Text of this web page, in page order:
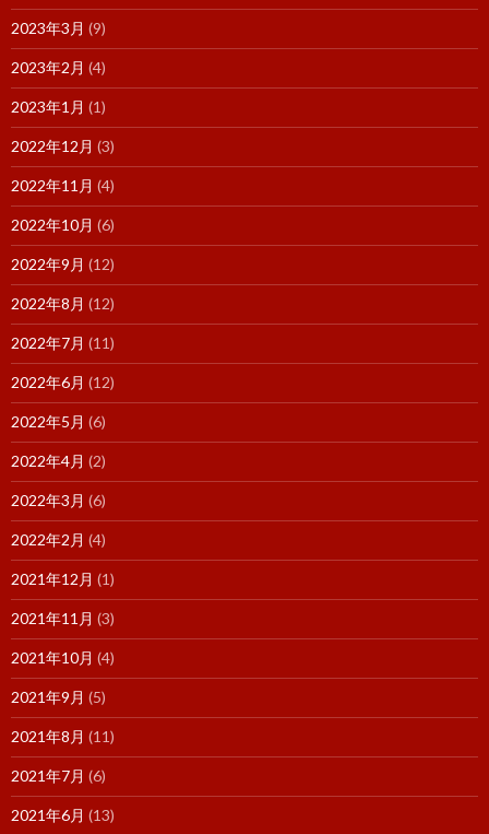
2023年3月 (9)
2023年2月 (4)
2023年1月 (1)
2022年12月 (3)
2022年11月 (4)
2022年10月 (6)
2022年9月 (12)
2022年8月 (12)
2022年7月 (11)
2022年6月 (12)
2022年5月 (6)
2022年4月 (2)
2022年3月 (6)
2022年2月 (4)
2021年12月 (1)
2021年11月 (3)
2021年10月 (4)
2021年9月 (5)
2021年8月 (11)
2021年7月 (6)
2021年6月 (13)